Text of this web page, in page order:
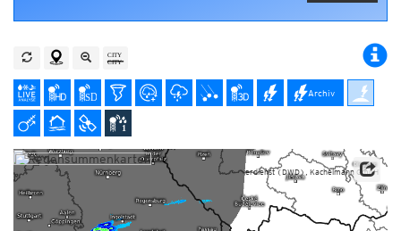
Archiv
Datenbasis: Deutscher Wetterdienst (DWD), Kachelmann GmbH